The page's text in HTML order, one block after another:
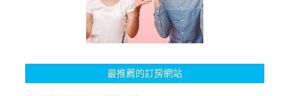
最推薦的訂房網站